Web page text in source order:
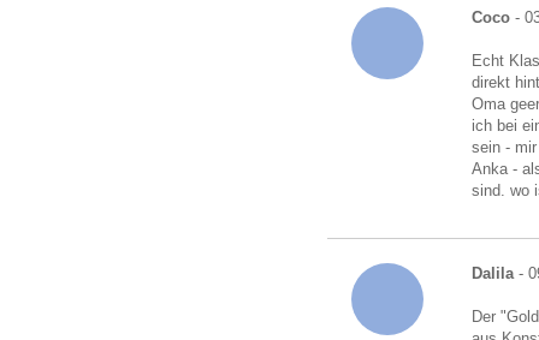
Coco -
Echt
direkt
Oma
ich bei
sein -
Anka -
sind. wo
Dalila-
Der